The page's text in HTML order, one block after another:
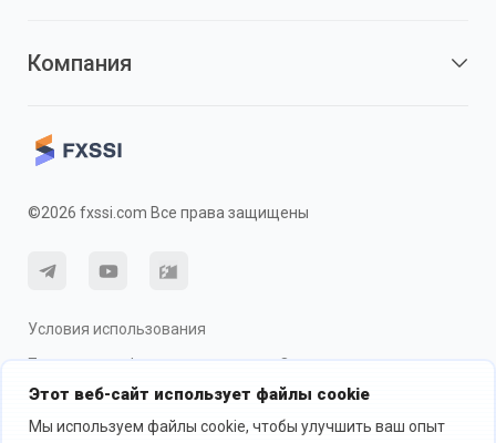
Этот веб-сайт использует файлы cookie
Мы используем файлы cookie, чтобы улучшить ваш опыт
Компания
©2026 fxssi.com Все права защищены
Условия использования
Политика конфиденциальности
О рисках
Использование cookie